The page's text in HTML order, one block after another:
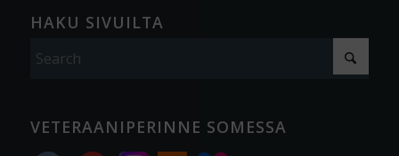
HAKU SIVUILTA
VETERAANIPERINNE SOMESSA